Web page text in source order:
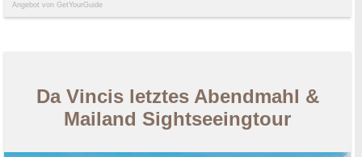
Angebot von GetYourGuide
Da Vincis letztes Abendmahl &
Mailand Sightseeingtour